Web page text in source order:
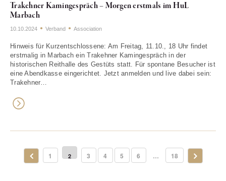
Trakehner Kamingespräch – Morgen erstmals im HuL
Marbach
10.10.2024 Verband Association
Hinweis für Kurzentschlossene: Am Freitag, 11.10., 18 Uhr findet
erstmalig in Marbach ein Trakehner Kamingespräch in der
historischen Reithalle des Gestüts statt. Für spontane Besucher ist
eine Abendkasse eingerichtet. Jetzt anmelden und live dabei sein:
Trakehner…
1 2 3 4 5 6 … 18